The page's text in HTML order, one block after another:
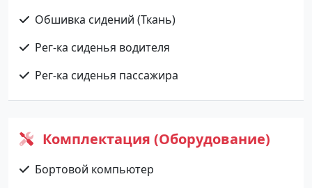
Обшивка сидений (Ткань)
Рег-ка сиденья водителя
Рег-ка сиденья пассажира
Комплектация (Оборудование)
Бортовой компьютер